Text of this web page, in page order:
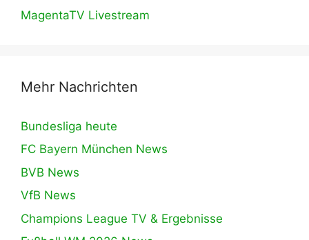
MagentaTV Livestream
Mehr Nachrichten
Bundesliga heute
FC Bayern München News
BVB News
VfB News
Champions League TV & Ergebnisse